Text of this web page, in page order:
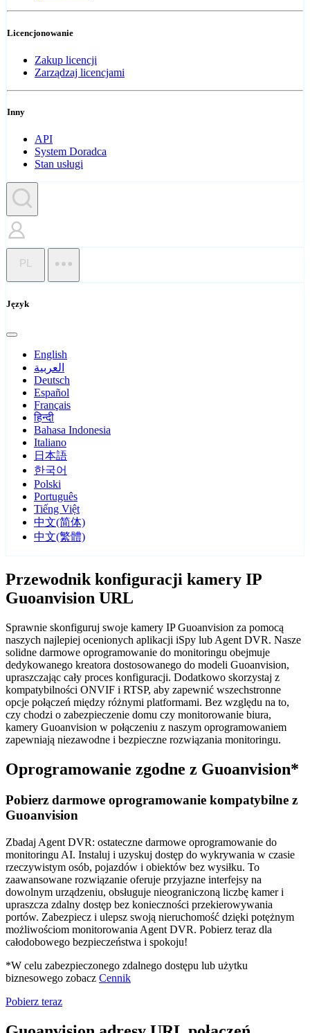
Licencjonowanie
Zakup licencji
Zarządzaj licencjami
Inny
API
System Doradca
Stan usługi
PL
Język
English
العربية
Deutsch
Español
Français
हिन्दी
Bahasa Indonesia
Italiano
日本語
한국어
Polski
Português
Tiếng Việt
中文(简体)
中文(繁體)
Przewodnik konfiguracji kamery IP
Guoanvision URL
Sprawnie skonfiguruj swoje kamery IP Guoanvision za pomocą
naszych najlepiej ocenionych aplikacji iSpy lub Agent DVR. Nasze
solidne darmowe oprogramowanie do monitoringu obejmuje
dedykowanego kreatora dostosowanego do modeli Guoanvision,
upraszczając cały proces konfiguracji. Dodatkowo skorzystaj z
kompatybilności ONVIF i RTSP, aby zapewnić wszechstronne
opcje połączeń między różnymi platformami. Bez względu na to,
czy chodzi o zabezpieczenie domu czy monitorowanie biura,
kamery Guoanvision w połączeniu z naszym oprogramowaniem
zapewniają niezawodne i bezpieczne rozwiązania monitoringu.
Oprogramowanie zgodne z Guoanvision*
Pobierz darmowe oprogramowanie kompatybilne z
Guoanvision
Zbadaj Agent DVR: ostateczne darmowe oprogramowanie do
monitoringu AI. Instaluj i uzyskuj dostęp do wykrywania w czasie
rzeczywistym osób, pojazdów i obiektów bez wysiłku. To
zaawansowane rozwiązanie oferuje przyjazne interfejsy na
dowolnym urządzeniu, obsługuje nieograniczoną liczbę kamer i
upraszcza zdalny dostęp bez konieczności przekierowywania
portów. Zabezpiecz i ulepsz swoją nieruchomość dzięki potężnym
możliwościom monitorowania Agent DVR. Pobierz teraz dla
całodobowego bezpieczeństwa i spokoju!
*W celu zabezpieczonego zdalnego dostępu lub użytku
biznesowego zobacz Cennik
Pobierz teraz